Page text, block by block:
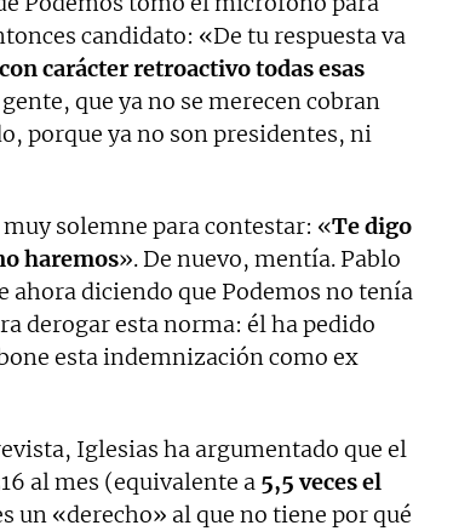
candidato: «De tu respuesta va
carácter retroactivo todas esas
que ya no se merecen cobran
porque ya no son presidentes, ni
solemne para contestar: «Te digo
haremos». De nuevo, mentía. Pablo
ahora diciendo que Podemos no tenía
derogar esta norma: él ha pedido
esta indemnización como ex
Iglesias ha argumentado que el
al mes (equivalente a 5,5 veces el
un «derecho» al que no tiene por qué